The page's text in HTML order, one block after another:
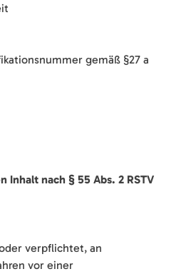
gemäß §27 a
Inhalt nach § 55 Abs. 2 RSTV
verpflichtet, an
vor einer